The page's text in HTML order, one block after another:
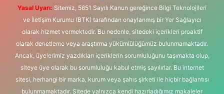
Yasal Uyarı: Sitemiz, 5651 Sayılı Kanun gereğince Bilgi Teknolojileri
ve İletişim Kurumu (BTK) tarafından onaylanmış bir Yer Sağlayıcı
olarak hizmet vermektedir. Bu nedenle, sitedeki içerikleri proaktif
olarak denetleme veya araştırma yükümlülüğümüz bulunmamaktadır.
Ancak, üyelerimiz yazdıkları içeriklerin sorumluluğunu taşımakta olup,
siteye üye olarak bu sorumluluğu kabul etmiş sayılırlar. Bu internet
sitesi, herhangi bir marka, kurum veya şahıs şirketi ile hiçbir bağlantısı
bulunmamaktadır. Sitede yalnızca kendi hazırladığımız makaleler